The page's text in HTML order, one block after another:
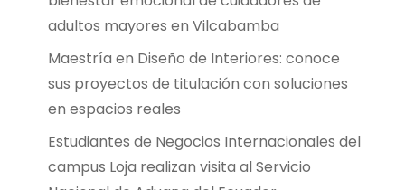
adultos mayores en Vilcabamba
Maestría en Diseño de Interiores: conoce
sus proyectos de titulación con soluciones
en espacios reales
Estudiantes de Negocios Internacionales del
campus Loja realizan visita al Servicio